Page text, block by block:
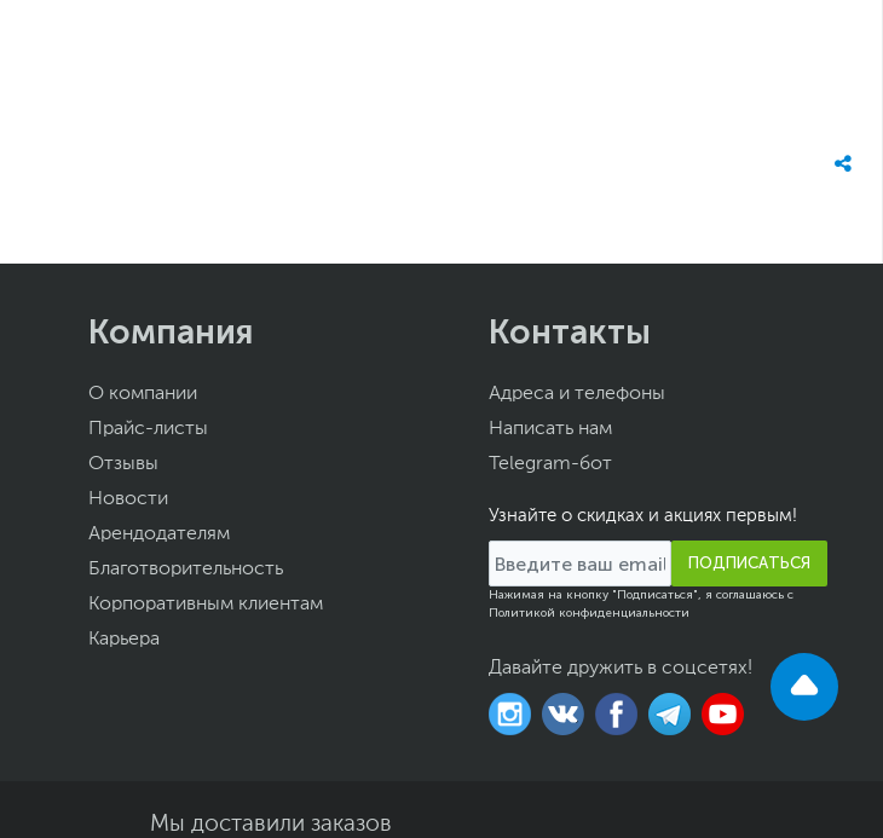
Компания
О компании
Прайс-листы
Отзывы
Новости
Арендодателям
Благотворительность
Корпоративным клиентам
Карьера
Контакты
Адреса и телефоны
Написать нам
Telegram-бот
Узнайте о скидках и акциях первым!
ПОДПИСАТЬСЯ
Нажимая на кнопку "Подписаться", я соглашаюсь с
Политикой конфиденциальности
Давайте дружить в соцсетях!
Мы доставили заказов